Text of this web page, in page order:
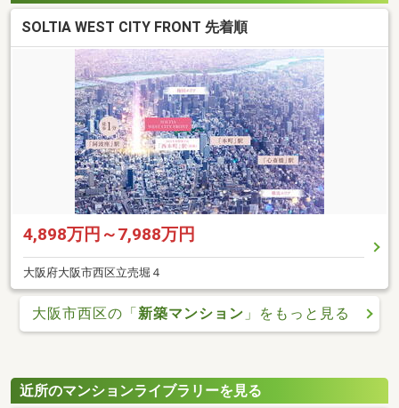
SOLTIA WEST CITY FRONT 先着順
4,898万円～7,988万円
大阪府大阪市西区立売堀４
大阪市西区の「 新築マンション 」をもっと見る
近所のマンションライブラリーを見る